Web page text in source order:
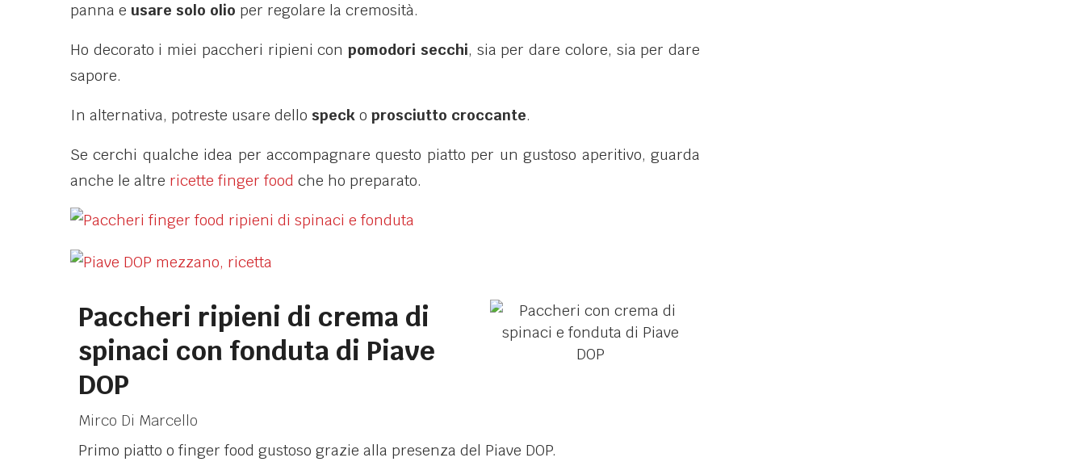
panna e usare solo olio per regolare la cremosità.
Ho decorato i miei paccheri ripieni conpomodori secchi, sia per dare colore, sia per dare
sapore.
In alternativa, potreste usare dello speck o prosciutto croccante.
Se cerchi qualche idea per accompagnare questo piatto per un gustoso aperitivo, guarda
anche le altre ricette finger food che ho preparato.
Paccheri ripieni di crema di
spinaci con fonduta di Piave
DOP
Mirco Di Marcello
Primo piatto o finger food gustoso grazie alla presenza del Piave DOP.